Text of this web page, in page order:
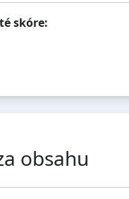
skóre:
obsahu